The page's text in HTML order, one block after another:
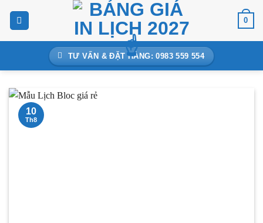
0
TƯ VẤN & ĐẶT HÀNG: 0983 559 554
10
Th8